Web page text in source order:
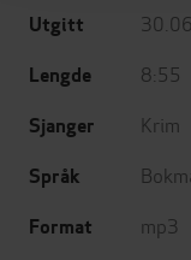
Utgitt
Lengde 8:55
Sjanger Krim
Språk
Format mp3